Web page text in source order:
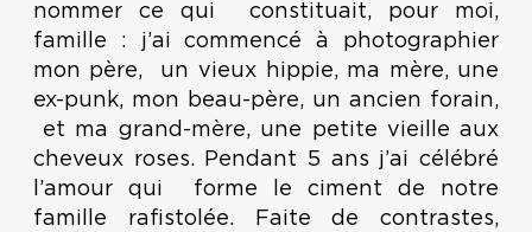
nommer ce qui constituait, pour moi,
famille : j’ai commencé à photographier
mon père, un vieux hippie, ma mère, une
ex-punk, mon beau-père, un ancien forain,
et ma grand-mère, une petite vieille aux
cheveux roses. Pendant 5 ans j’ai célébré
l’amour qui forme le ciment de notre
famille rafistolée. Faite de contrastes,